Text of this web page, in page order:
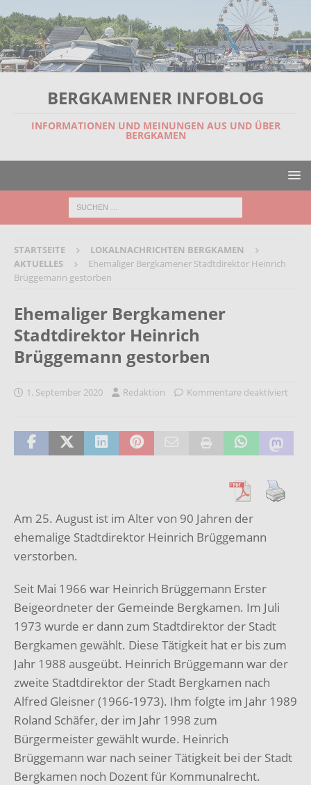
BERGKAMENER INFOBLOG
INFORMATIONEN UND MEINUNGEN AUS UND ÜBER
BERGKAMEN
STARTSEITE
LOKALNACHRICHTEN BERGKAMEN
AKTUELLES
Ehemaliger Bergkamener Stadtdirektor Heinrich
Brüggemann gestorben
Ehemaliger Bergkamener
Stadtdirektor Heinrich
Brüggemann gestorben
1. September 2020 Redaktion Kommentare deaktiviert
Am 25. August ist im Alter von 90 Jahren der
ehemalige Stadtdirektor Heinrich Brüggemann
verstorben.
Seit Mai 1966 war Heinrich Brüggemann Erster
Beigeordneter der Gemeinde Bergkamen. Im Juli
1973 wurde er dann zum Stadtdirektor der Stadt
Bergkamen gewählt. Diese Tätigkeit hat er bis zum
Jahr 1988 ausgeübt. Heinrich Brüggemann war der
zweite Stadtdirektor der Stadt Bergkamen nach
Alfred Gleisner (1966-1973). Ihm folgte im Jahr 1989
Roland Schäfer, der im Jahr 1998 zum
Bürgermeister gewählt wurde. Heinrich
Brüggemann war nach seiner Tätigkeit bei der Stadt
Bergkamen noch Dozent für Kommunalrecht.